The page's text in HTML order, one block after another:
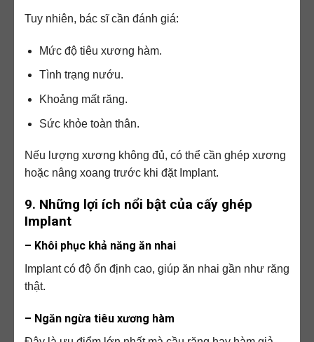
Tuy nhiên, bác sĩ cần đánh giá:
Mức độ tiêu xương hàm.
Tình trạng nướu.
Khoảng mất răng.
Sức khỏe toàn thân.
Nếu lượng xương không đủ, có thể cần ghép xương
hoặc nâng xoang trước khi đặt Implant.
9. Những lợi ích nổi bật của cấy ghép
Implant
– Khôi phục khả năng ăn nhai
Implant có độ ổn định cao, giúp ăn nhai gần như răng
thật.
– Ngăn ngừa tiêu xương hàm